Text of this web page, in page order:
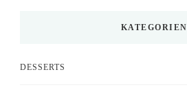
KATEGORIEN
DESSERTS